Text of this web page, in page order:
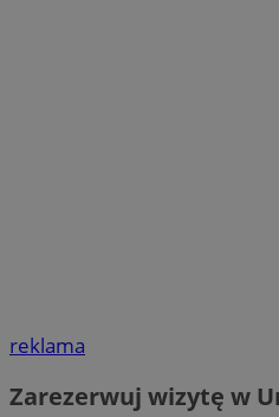
reklama
Zarezerwuj wizytę w